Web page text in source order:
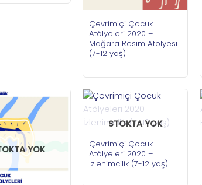
Çevrimiçi Çocuk
Atölyeleri 2020 –
Mağara Resim Atölyesi
(7-12 yaş)
YOK
STOKTA YOK
Çevrimiçi Çocuk
Atölyeleri 2020 –
İzlenimcilik (7-12 yaş)